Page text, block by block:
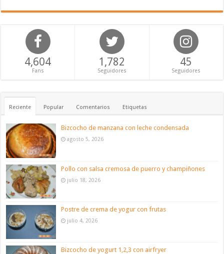
4,604
Fans
1,782
Seguidores
45
Seguidores
Reciente Popular Comentarios Etiquetas
Bizcocho de manzana con leche condensada
agosto 5, 2026
Pollo con salsa cremosa de puerro y champiñones
julio 18, 2026
Postre de crema de yogur con frutas
julio 4, 2026
Bizcocho de yogurt 1,2,3 con airfryer